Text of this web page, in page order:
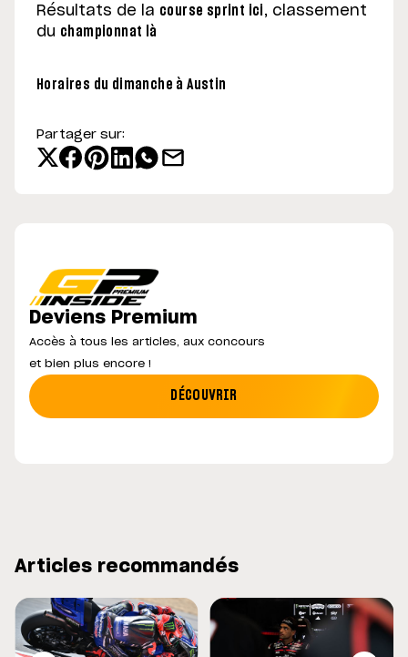
Résultats de la course sprint ici, classement
du championnat là
Horaires du dimanche à Austin
Partager sur:
Deviens Premium
Accès à tous les articles, aux concours
et bien plus encore !
DÉCOUVRIR
Articles recommandés